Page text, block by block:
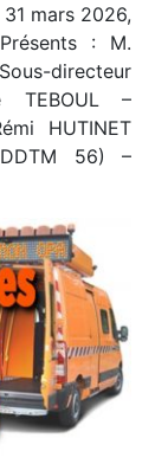
mars 2026,
: M.
directeur
TEBOUL –
HUTINET
56) –